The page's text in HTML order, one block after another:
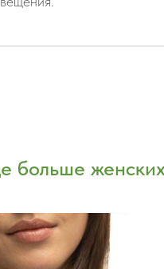
больше